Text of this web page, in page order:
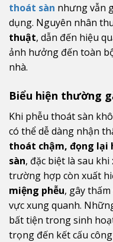
thoát sàn nhưng vẫn
dụng. Nguyên nhân
thuật, dẫn đến hiệu
ảnh hưởng đến toàn
nhà.
Biểu hiện thường
Khi phễu thoát sàn
có thể dễ dàng nhận
thoát chậm, đọng lại
sàn, đặc biệt là sau
trường hợp còn xuất
miệng phễu, gây
vực xung quanh.
bất tiện trong sinh
trọng đến kết cấu